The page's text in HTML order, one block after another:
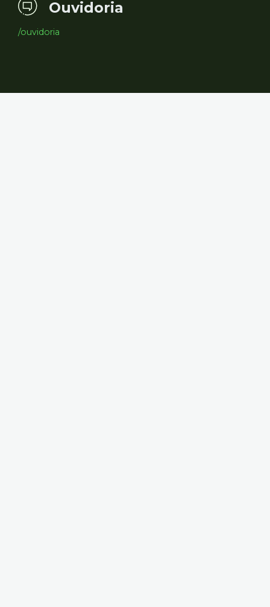
Ouvidoria
/ouvidoria